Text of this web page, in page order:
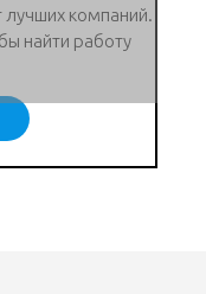
лучших компаний.
найти работу